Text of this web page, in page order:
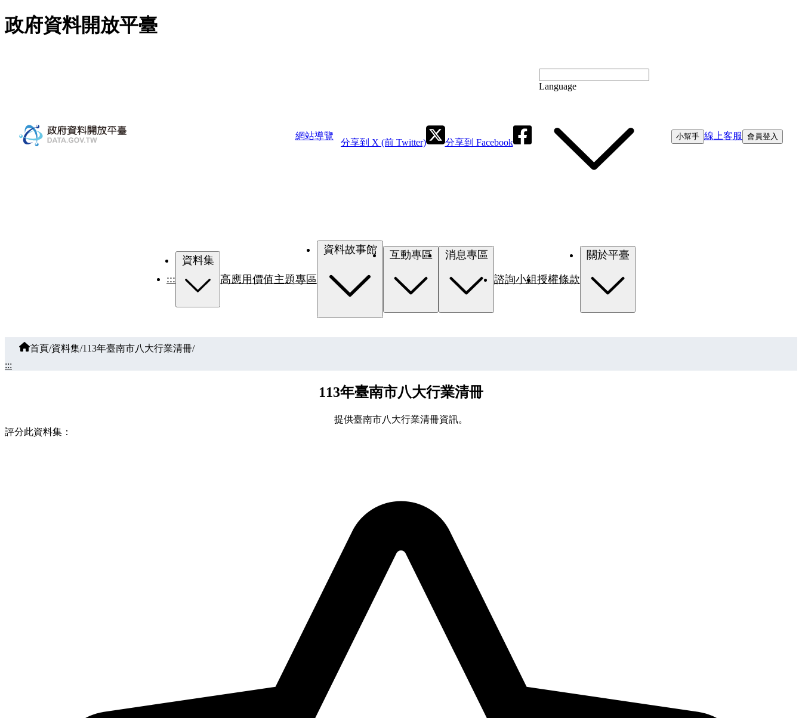
跳至主要內容
政府資料開放平臺
網站導覽
分享到 X (前 Twitter) 分享到 Facebook
Language
小幫手 線上客服 會員登入
:::
資料集
高應用價值主題專區
資料故事館
諮詢小組授權條款
首頁/資料集/113年臺南市八大行業清冊/
:::
113年臺南市八大行業清冊
提供臺南市八大行業清冊資訊。
評分此資料集：